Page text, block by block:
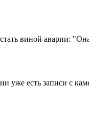
виной аварии:
уже есть записи с